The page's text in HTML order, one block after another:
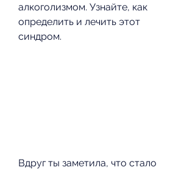
алкоголизмом. Узнайте, как
определить и лечить этот
синдром.
Вдруг ты заметила, что стало